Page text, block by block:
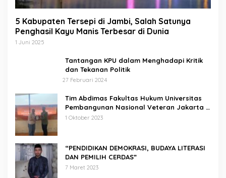
5 Kabupaten Tersepi di Jambi, Salah Satunya
Penghasil Kayu Manis Terbesar di Dunia
1 Juni 2025
Tantangan KPU dalam Menghadapi Kritik
dan Tekanan Politik
27 Februari 2024
Tim Abdimas Fakultas Hukum Universitas
Pembangunan Nasional Veteran Jakarta
Melakukan Pendampingan dan
1 Oktober 2023
“PENDIDIKAN DEMOKRASI, BUDAYA LITERASI
DAN PEMILIH CERDAS”
7 Maret 2023